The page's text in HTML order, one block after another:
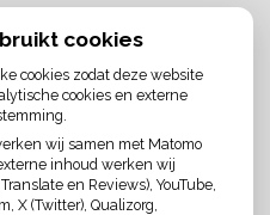
doen!
een gezonde mond
Wees op je hoede!
cookies
cookies zodat deze website
cookies en externe
wij samen met Matomo
inhoud werken wij
en Reviews), YouTube,
X (Twitter), Qualizorg,